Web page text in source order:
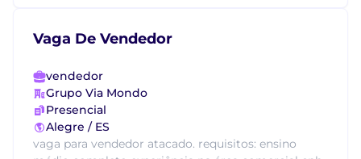
Vaga De Vendedor
vendedor
Grupo Via Mondo
Presencial
Alegre / ES
vaga para vendedor atacado. requisitos: ensino